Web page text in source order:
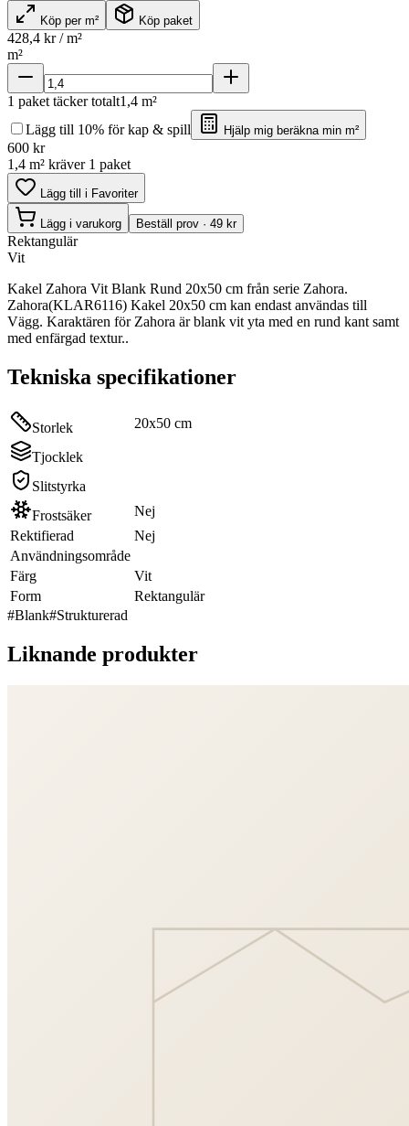
Köp per m² Köp paket
428,4 kr / m²
m²
1 paket täcker totalt1,4 m²
Lägg till 10% för kap & spill
Hjälp mig beräkna min m²
600 kr
1,4 m² kräver 1 paket
Lägg till i Favoriter
Lägg i varukorg Beställ prov · 49 kr
Rektangulär
Vit
Kakel Zahora Vit Blank Rund 20x50 cm från serie Zahora.
Zahora(KLAR6116) Kakel 20x50 cm kan endast användas till
Vägg. Karaktären för Zahora är blank vit yta med en rund kant samt
med enfärgad textur..
Tekniska specifikationer
Storlek 20x50 cm
Tjocklek
Slitstyrka
Frostsäker
Nej
Rektifierad
Nej
Användningsområde
Färg
Vit
Form
Rektangulär
#Blank#Strukturerad
Liknande produkter